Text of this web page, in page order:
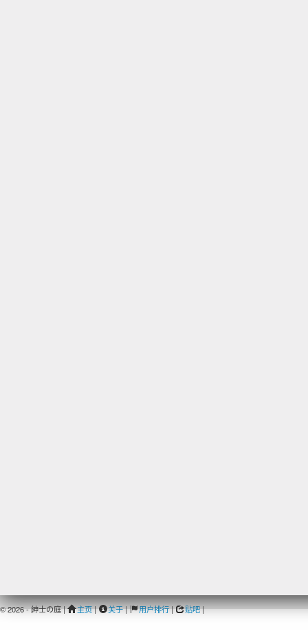
© 2026 - 紳士の庭 | 主页| 关于| 用户排行| 贴吧|